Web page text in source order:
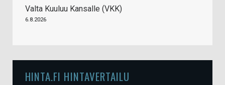
Valta Kuuluu Kansalle (VKK)
6.8.2026
HINTA.FI HINTAVERTAILU